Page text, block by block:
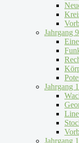
Jahrgang
Jahrgang
Jahrgang